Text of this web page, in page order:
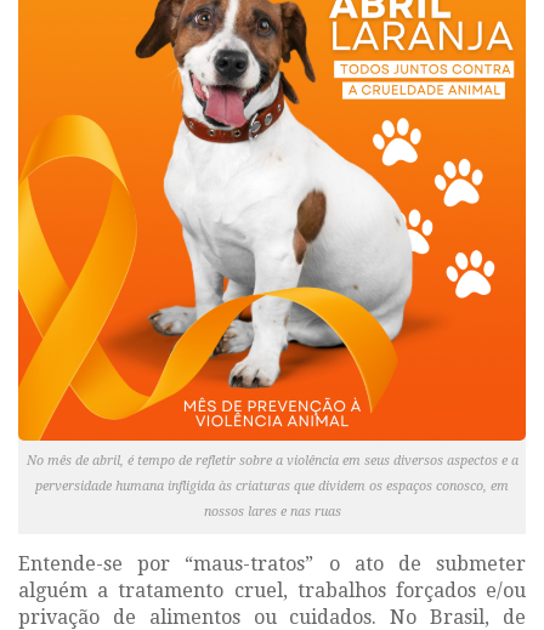
No mês de abril, é tempo de refletir sobre a violência em seus diversos aspectos e a
perversidade humana infligida às criaturas que dividem os espaços conosco, em
nossos lares e nas ruas
Entende-se por “maus-tratos” o ato de submeter
alguém a tratamento cruel, trabalhos forçados e/ou
privação de alimentos ou cuidados. No Brasil, de